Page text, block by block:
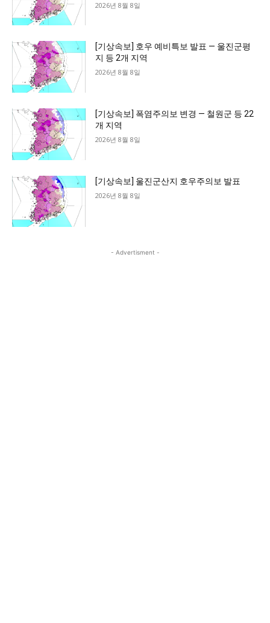
2026년 8월 8일
[기상속보] 호우 예비특보 발표 — 울진군평
지 등 2개 지역
2026년 8월 8일
[기상속보] 폭염주의보 변경 — 철원군 등 22
개 지역
2026년 8월 8일
[기상속보] 울진군산지 호우주의보 발표
2026년 8월 8일
- Advertisment -